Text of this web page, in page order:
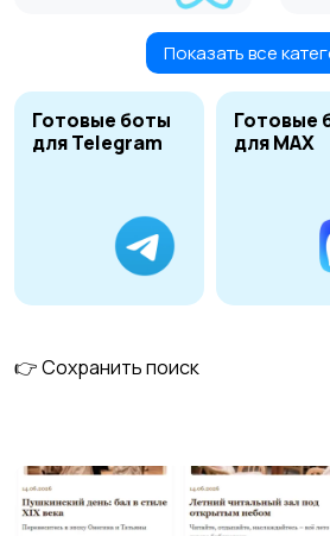
1С
DataLifeEngine (DLE)6
Показать все
Готовые боты
для Telegram
Готовые
для MAX
👉 Сохранить поиск